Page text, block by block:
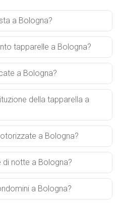
a Bologna?
tapparelle a Bologna?
a Bologna?
della tapparella a
a Bologna?
notte a Bologna?
a Bologna?